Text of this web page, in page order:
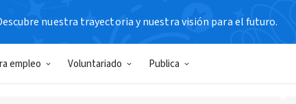
nuestra trayectoria y nuestra visión para el futuro.
empleo Voluntariado Publica
Wellspring Family Services